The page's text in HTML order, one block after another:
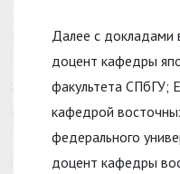
Далее с докладами
доцент кафедры
факультета СПбГУ;
кафедрой
федерального
доцент кафедры